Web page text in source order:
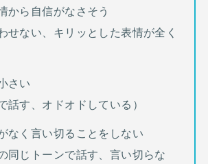
から自信がなさそう
せない、キリッとした表情が全く
さい
話す、オドオドしている）
なく言い切ることをしない
同じトーンで話す、言い切らな